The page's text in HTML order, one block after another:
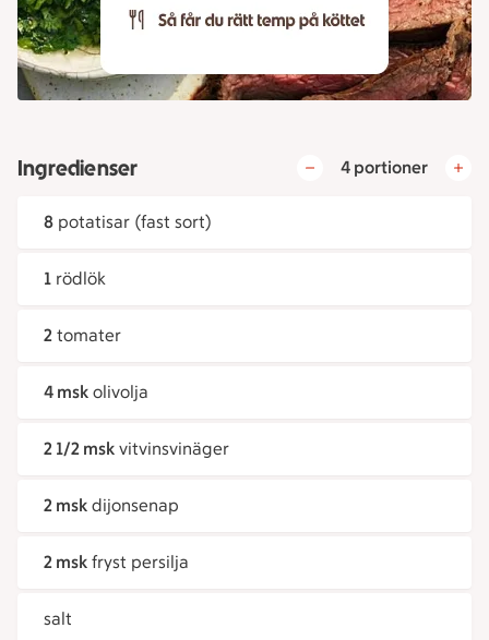
Ingredienser 4 portioner
8 potatisar (fast sort)
1 rödlök
2 tomater
4 msk olivolja
2 1/2 msk vitvinsvinäger
2 msk dijonsenap
2 msk fryst persilja
salt